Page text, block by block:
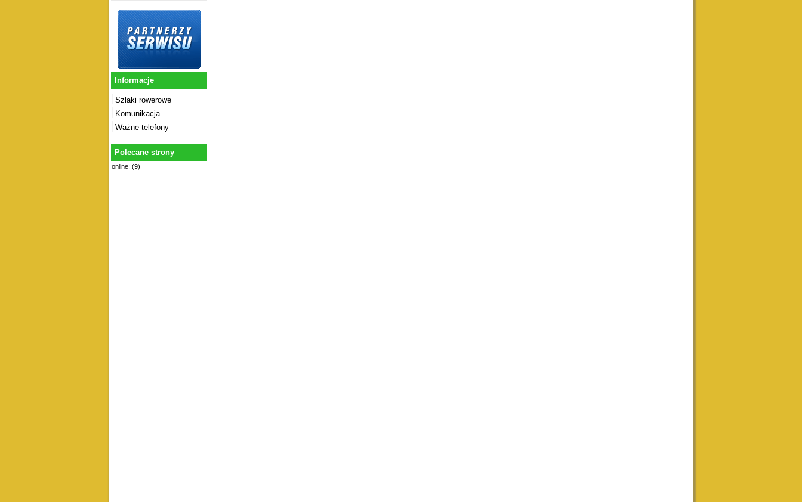
Informacje
Szlaki rowerowe
Komunikacja
Ważne telefony
Polecane strony
online: (9)